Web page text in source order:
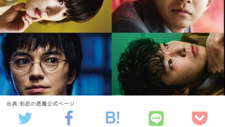
出典:初恋の悪魔公式ページ